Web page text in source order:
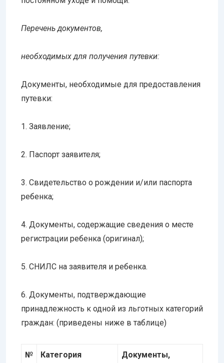
Перечень документов,
необходимых для получения путевки:
Документы, необходимые для предоставления
путевки:
1. Заявление;
2. Паспорт заявителя;
3. Свидетельство о рождении и/или паспорта
ребенка;
4. Документы, содержащие сведения о месте
регистрации ребенка (оригинал);
5. СНИЛС на заявителя и ребенка.
6. Документы, подтверждающие
принадлежность к одной из льготных категорий
граждан: (приведены ниже в таблице)
№
Категория
Документы,